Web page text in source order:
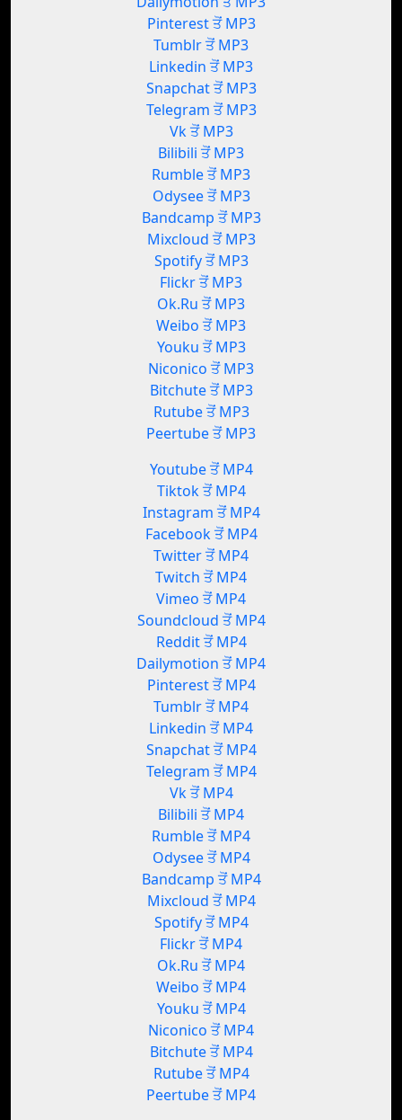
Pinterest ਤੋਂ MP3
Tumblr ਤੋਂ MP3
Linkedin ਤੋਂ MP3
Snapchat ਤੋਂ MP3
Telegram ਤੋਂ MP3
Vk ਤੋਂ MP3
Bilibili ਤੋਂ MP3
Rumble ਤੋਂ MP3
Odysee ਤੋਂ MP3
Bandcamp ਤੋਂ MP3
Mixcloud ਤੋਂ MP3
Spotify ਤੋਂ MP3
Flickr ਤੋਂ MP3
Ok.Ru ਤੋਂ MP3
Weibo ਤੋਂ MP3
Youku ਤੋਂ MP3
Niconico ਤੋਂ MP3
Bitchute ਤੋਂ MP3
Rutube ਤੋਂ MP3
Peertube ਤੋਂ MP3
Youtube ਤੋਂ MP4
Tiktok ਤੋਂ MP4
Instagram ਤੋਂ MP4
Facebook ਤੋਂ MP4
Twitter ਤੋਂ MP4
Twitch ਤੋਂ MP4
Vimeo ਤੋਂ MP4
Soundcloud ਤੋਂ MP4
Reddit ਤੋਂ MP4
Dailymotion ਤੋਂ MP4
Pinterest ਤੋਂ MP4
Tumblr ਤੋਂ MP4
Linkedin ਤੋਂ MP4
Snapchat ਤੋਂ MP4
Telegram ਤੋਂ MP4
Vk ਤੋਂ MP4
Bilibili ਤੋਂ MP4
Rumble ਤੋਂ MP4
Odysee ਤੋਂ MP4
Bandcamp ਤੋਂ MP4
Mixcloud ਤੋਂ MP4
Spotify ਤੋਂ MP4
Flickr ਤੋਂ MP4
Ok.Ru ਤੋਂ MP4
Weibo ਤੋਂ MP4
Youku ਤੋਂ MP4
Niconico ਤੋਂ MP4
Bitchute ਤੋਂ MP4
Rutube ਤੋਂ MP4
Peertube ਤੋਂ MP4